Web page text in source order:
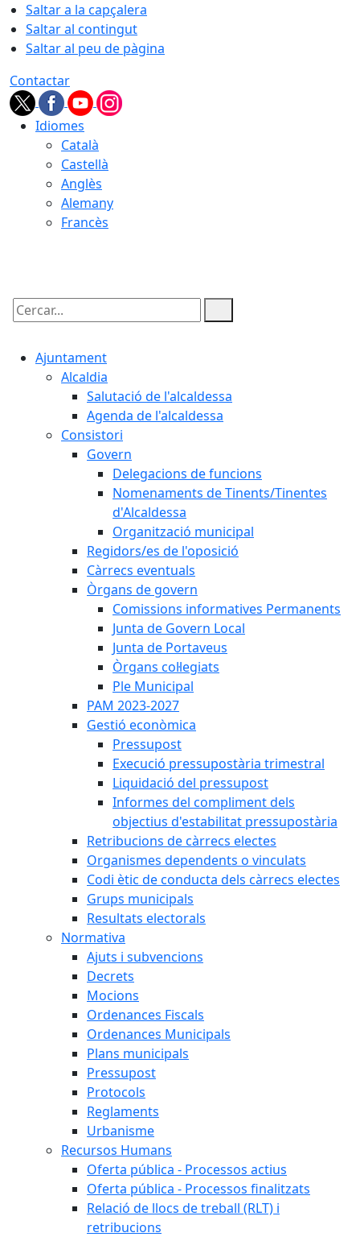
Saltar a la capçalera
Saltar al contingut
Saltar al peu de pàgina
Contactar
Idiomes
Català
Castellà
Anglès
Alemany
Francès
Cercar:
Ajuntament
Alcaldia
Salutació de l'alcaldessa
Agenda de l'alcaldessa
Consistori
Govern
Delegacions de funcions
Nomenaments de Tinents/Tinentes
d'Alcaldessa
Organització municipal
Regidors/es de l'oposició
Càrrecs eventuals
Òrgans de govern
Comissions informatives Permanents
Junta de Govern Local
Junta de Portaveus
Òrgans col·legiats
Ple Municipal
PAM 2023-2027
Gestió econòmica
Pressupost
Execució pressupostària trimestral
Liquidació del pressupost
Informes del compliment dels
objectius d'estabilitat pressupostària
Retribucions de càrrecs electes
Organismes dependents o vinculats
Codi ètic de conducta dels càrrecs electes
Grups municipals
Resultats electorals
Normativa
Ajuts i subvencions
Decrets
Mocions
Ordenances Fiscals
Ordenances Municipals
Plans municipals
Pressupost
Protocols
Reglaments
Urbanisme
Recursos Humans
Oferta pública - Processos actius
Oferta pública - Processos finalitzats
Relació de llocs de treball (RLT) i
retribucions